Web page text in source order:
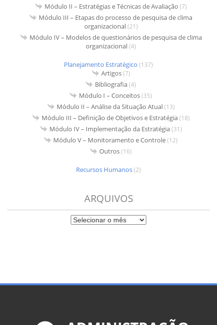
Módulo II – Estratégias e Técnicas de Avaliação (7)
Módulo III – Etapas do processo de pesquisa de clima
organizacional(21)
Módulo IV – Modelos de questionários de pesquisa de clima
organizacional(4)
Planejamento Estratégico (137)
Artigos(7)
Bibliografia(4)
Módulo I – Conceitos(35)
Módulo II – Análise da Situação Atual(13)
Módulo III – Definição de Objetivos e Estratégia(18)
Módulo IV – Implementação da Estratégia(31)
Módulo V – Monitoramento e Controle(12)
Outros(16)
Recursos Humanos(2)
ARQUIVOS